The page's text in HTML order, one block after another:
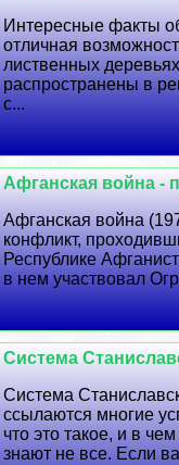
Интересные факты
отличная
лиственных
распространены в
с...
Афганская война -
Афганская война
конфликт,
Республике
в нем участвовал
Система
Система
ссылаются многие
что это такое, и в
знают не все. Если